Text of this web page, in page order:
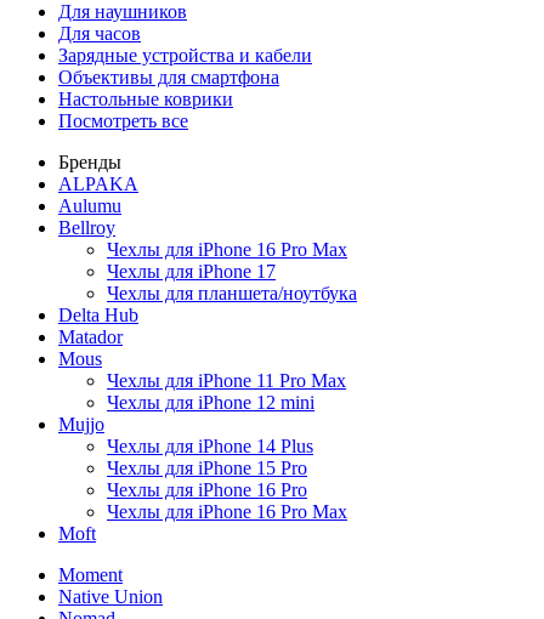
Для наушников
Для часов
Зарядные устройства и кабели
Объективы для смартфона
Настольные коврики
Посмотреть все
Бренды
ALPAKA
Aulumu
Bellroy
Чехлы для iPhone 16 Pro Max
Чехлы для iPhone 17
Чехлы для планшета/ноутбука
Delta Hub
Matador
Mous
Чехлы для iPhone 11 Pro Max
Чехлы для iPhone 12 mini
Mujjo
Чехлы для iPhone 14 Plus
Чехлы для iPhone 15 Pro
Чехлы для iPhone 16 Pro
Чехлы для iPhone 16 Pro Max
Moft
Moment
Native Union